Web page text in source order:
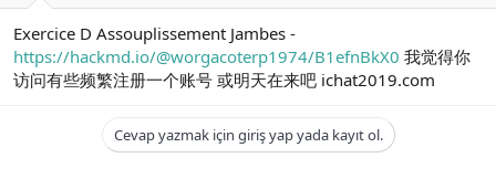
a
ş
l
a
t
ç
t
a
r
i
i
Exercice D Assouplissement Jambes -
https://hackmd.io/@worgacoterp1974/B1efnBkX0 我觉得你
访问有些频繁注册一个账号 或明天在来吧 ichat2019.com
Cevap yazmak için giriş yap yada kayıt ol.